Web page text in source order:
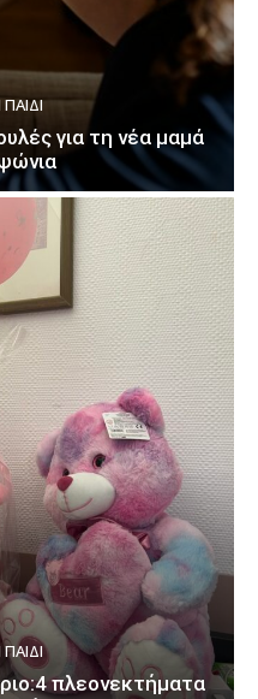
για τη νέα μαμά
πλεονεκτήματα